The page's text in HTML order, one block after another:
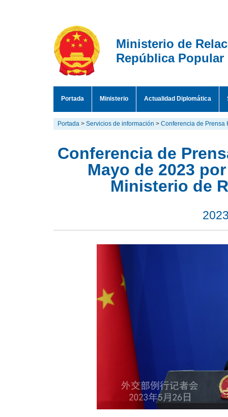
Ministerio de
República Popular
Portada Ministerio Actualidad Diplomática
Portada > Servicios de información > Conferencia de Prensa
Conferencia de
Mayo de 2023
Ministerio de